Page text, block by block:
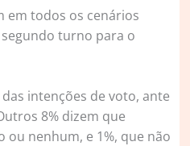
em todos os cenários
turno para o
intenções de voto, ante
8% dizem que
nenhum, e 1%, que não